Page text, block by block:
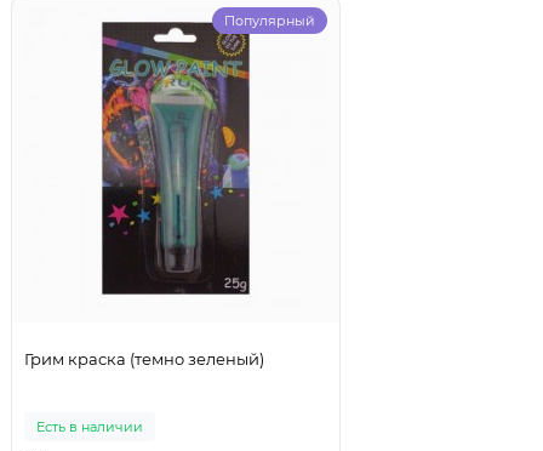
Популярный
Грим краска (темно зеленый)
Есть в наличии